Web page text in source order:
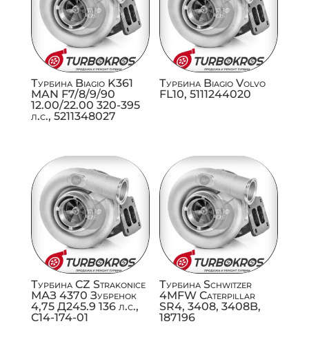
Турбина Biagio K361
MAN F7/8/9/90
12.00/22.00 320-395
л.с., 5211348027
Турбина Biagio Volvo
FL10, 5111244020
Турбина CZ Strakonice
МАЗ 4370 Зубренок
4,75 Д245.9 136 л.с.,
C14-174-01
Турбина Schwitzer
4MFW Caterpillar
SR4, 3408, 3408B,
187196